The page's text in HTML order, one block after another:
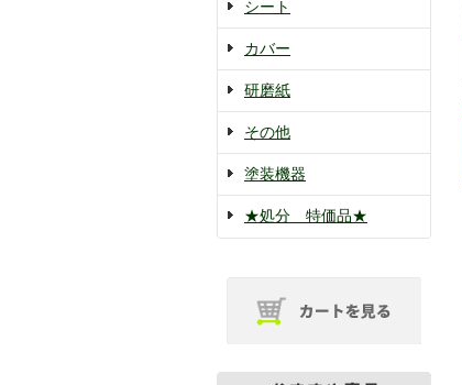
シート
カバー
研磨紙
その他
塗装機器
★処分 特価品★